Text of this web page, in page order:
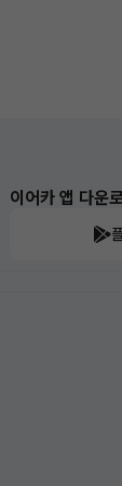
이어카 앱 다운